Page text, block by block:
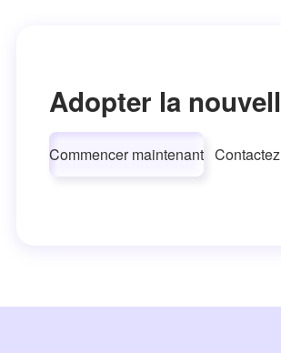
Adopter la
Commencer maintenant